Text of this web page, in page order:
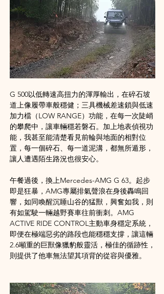
G 500以低轉速高扭力的渾厚輸出，在碎石坡
道上像履帶車般穩健；三具機械差速鎖與低速
加力檔（LOW RANGE）功能，在每一次陡峭
的攀爬中，讓車輛穩若磐石。加上地表偵視功
能，我甚至能清楚看見前輪與地面的相對位
置，每一個碎石、每一道泥溝，都無所遁形​，
讓人遭遇陌生路況也很安心。
午餐過後，換上Mercedes-AMG G 63。起步
即是狂暴，AMG專屬排氣聲浪在身後轟鳴回
響，如同喚醒沉睡山谷的猛獸，興奮如我，則
有如駕駛一輛越野賽車往前衝刺。AMG
ACTIVE RIDE CONTROL主動車身穩定系統，
即便在極端惡劣的路段也能穩穩支撐，讓這輛
2.6噸重的巨獸像獵豹般靈活，極佳的循跡性，
則提供了他車無法望其項背的從容與優雅。